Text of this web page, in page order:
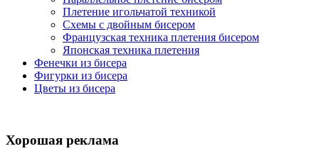
Плетение игольчатой техникой
Схемы с двойным бисером
Французская техника плетения бисером
Японская техника плетения
Фенечки из бисера
Фигурки из бисера
Цветы из бисера
Хорошая реклама